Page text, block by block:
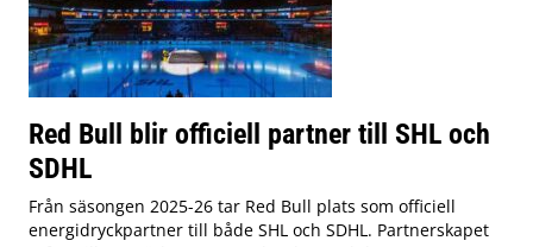
Red Bull blir officiell partner till SHL och
SDHL
Från säsongen 2025-26 tar Red Bull plats som officiell
energidryckpartner till både SHL och SDHL. Partnerskapet